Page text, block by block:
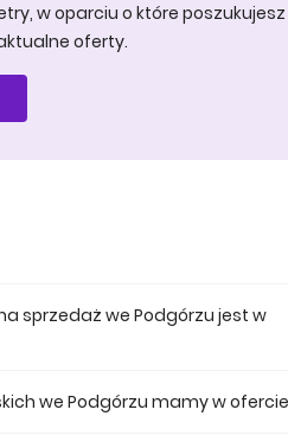
w oparciu o które
oferty.
sprzedaż we Podgórzu jest w
we Podgórzu mamy w